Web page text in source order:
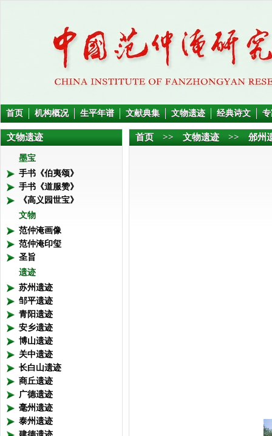
首页 机构概况 生平年谱 文献典集 文物遗迹 经典诗文
文物遗迹
墨宝
手书《伯夷颂》
手书《道服赞》
《高义园世宝》
文物
范仲淹画像
范仲淹印玺
圣旨
遗迹
苏州遗迹
邹平遗迹
青阳遗迹
安乡遗迹
博山遗迹
关中遗迹
长白山遗迹
商丘遗迹
广德遗迹
毫州遗迹
泰州遗迹
首页 >> 文物遗迹 >> 邠州